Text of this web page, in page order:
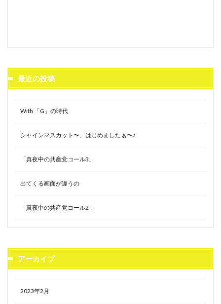
最近の投稿
With 「G」の時代
シャインマスカット〜、はじめましたぁ〜♪
「真夜中の共産党コール3」
出てくる画面が違うの
「真夜中の共産党コール2」
アーカイブ
2023年2月